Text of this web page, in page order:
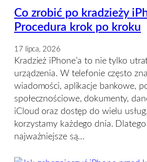
Co zrobić po kradzieży
Procedura krok po kroku
17 lipca, 2026
Kradzież iPhone’a to nie tylko
urządzenia. W telefonie często
wiadomości, aplikacje bankowe,
społecznościowe, dokumenty,
iCloud oraz dostęp do wielu
korzystamy każdego dnia.
najważniejsze są…